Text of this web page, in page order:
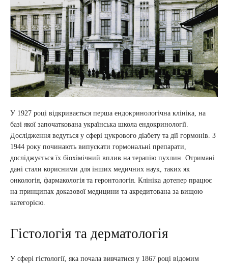
У 1927 році відкривається перша ендокринологічна клініка, на
базі якої започаткована українська школа ендокринології.
Дослідження ведуться у сфері цукрового діабету та дії гормонів. З
1944 року починають випускати гормональні препарати,
досліджується їх біохімічний вплив на терапію пухлин. Отримані
дані стали корисними для інших медичних наук, таких як
онкологія, фармакологія та геронтологія. Клініка дотепер працює
на принципах доказової медицини та акредитована за вищою
категорією.
Гістологія та дерматологія
У сфері гістології, яка почала вивчатися у 1867 році відомим